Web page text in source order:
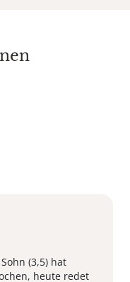
(3,5) hat
heute redet